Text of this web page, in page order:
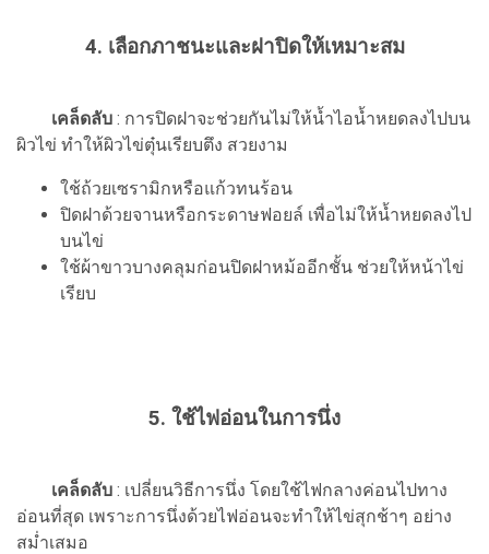
4. เลือกภาชนะและฝาปิดให้เหมาะสม
เคล็ดลับ : การปิดฝาจะช่วยกันไม่ให้น้ำไอน้ำหยดลงไปบน
ผิวไข่ ทำให้ผิวไข่ตุ๋นเรียบตึง สวยงาม
ใช้ถ้วยเซรามิกหรือแก้วทนร้อน
ปิดฝาด้วยจานหรือกระดาษฟอยล์ เพื่อไม่ให้น้ำหยดลงไป
บนไข่
ใช้ผ้าขาวบางคลุมก่อนปิดฝาหม้ออีกชั้น ช่วยให้หน้าไข่
เรียบ
5. ใช้ไฟอ่อนในการนึ่ง
เคล็ดลับ : เปลี่ยนวิธีการนึ่ง โดยใช้ไฟกลางค่อนไปทาง
อ่อนที่สุด เพราะการนึ่งด้วยไฟอ่อนจะทำให้ไข่สุกช้าๆ อย่าง
สม่ำเสมอ